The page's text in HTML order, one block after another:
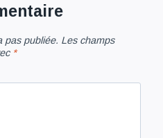
pas publiée. Les champs
*